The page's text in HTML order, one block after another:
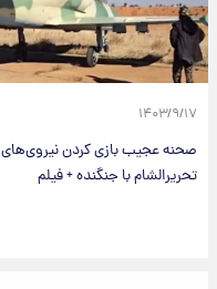
۱۴۰۳/۹/۱۷
صحنه عجیب بازی کردن نیروی‌های
تحریر‌الشام با جنگنده + فیلم